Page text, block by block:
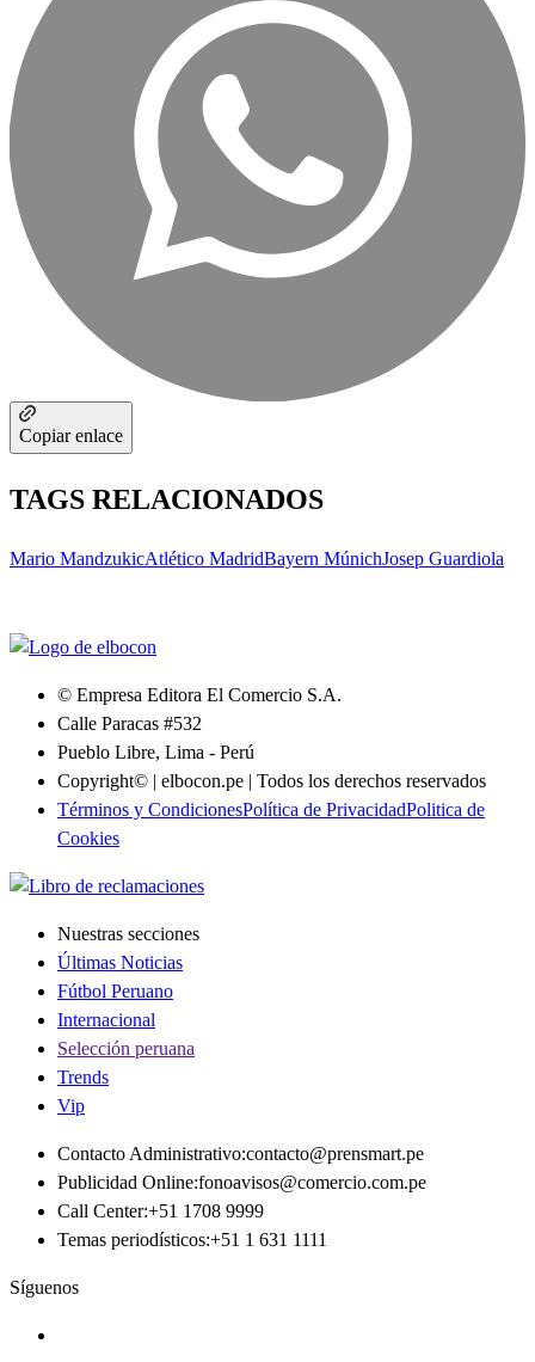
Copiar enlace
TAGS RELACIONADOS
Mario MandzukicAtlético MadridBayern MúnichJosep Guardiola
© Empresa Editora El Comercio S.A.
Calle Paracas #532
Pueblo Libre, Lima - Perú
Copyright© | elbocon.pe | Todos los derechos reservados
Términos y CondicionesPolítica de PrivacidadPolitica de
Cookies
Nuestras secciones
Últimas Noticias
Fútbol Peruano
Internacional
Selección peruana
Trends
Vip
Contacto Administrativo:contacto@prensmart.pe
Publicidad Online:fonoavisos@comercio.com.pe
Call Center:+51 1708 9999
Temas periodísticos:+51 1 631 1111
Síguenos